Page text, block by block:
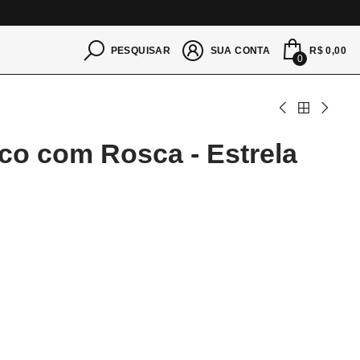
PESQUISAR SUA CONTA
0
R$ 0,00
com Rosca - Estrela